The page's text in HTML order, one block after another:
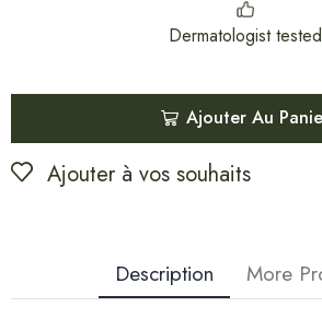
Dermatologist tested
Ajouter Au
Ajouter à vos souhaits
Description More